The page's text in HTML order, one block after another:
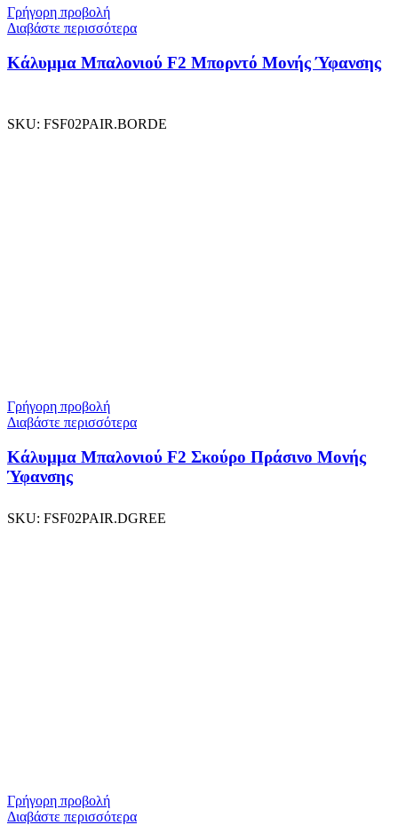
Γρήγορη προβολή
Διαβάστε περισσότερα
Κάλυμμα Μπαλονιού F2 Μπορντό Μονής Ύφανσης
SKU: FSF02PAIR.BORDE
Γρήγορη προβολή
Διαβάστε περισσότερα
Κάλυμμα Μπαλονιού F2 Σκούρο Πράσινο Μονής
Ύφανσης
SKU: FSF02PAIR.DGREE
Γρήγορη προβολή
Διαβάστε περισσότερα